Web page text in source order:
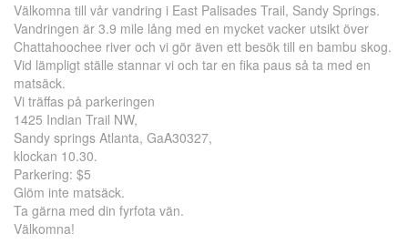
Välkomna till vår vandring i East Palisades Trail, Sandy Springs.
Vandringen är 3.9 mile lång med en mycket vacker utsikt över
Chattahoochee river och vi gör även ett besök till en bambu skog.
Vid lämpligt ställe stannar vi och tar en fika paus så ta med en
matsäck.
Vi träffas på parkeringen
1425 Indian Trail NW,
Sandy springs Atlanta, GaA30327,
klockan 10.30.
Parkering: $5
Glöm inte matsäck.
Ta gärna med din fyrfota vän.
Välkomna!